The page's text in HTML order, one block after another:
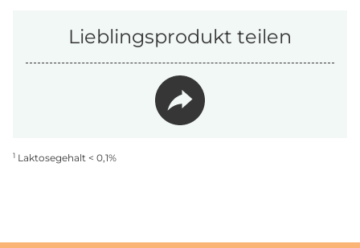
Lieblingsprodukt teilen
1 Laktosegehalt < 0,1%